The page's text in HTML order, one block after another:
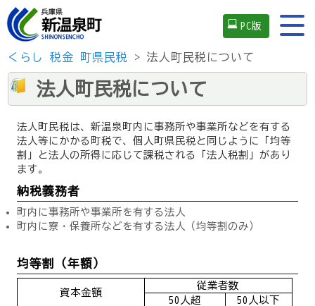
PC版
くらし 税金 町県民税 > 法人町民税について
法人町民税について
法人町民税は、新温泉町内に事務所や事業所などを有する
法人等にかかる町税で、個人町県民税と同じように「均等
割」と法人の所得に応じて課税される「法人税割」があり
ます。
納税義務者
町内に事務所や事業所を有する法人
町内に寮・保養所などを有する法人（均等割のみ）
均等割（年額）
資本金額
従業者数
50 人超 50 人以下